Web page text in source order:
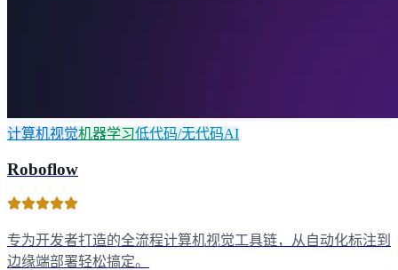
计算机视觉机器学习低代码/无代码AI
Roboflow
专为开发者打造的全流程计算机视觉工具链，从自动化标注到
边缘端部署轻松搞定。